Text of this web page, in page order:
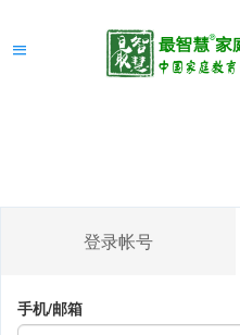
登录帐号
手机/邮箱